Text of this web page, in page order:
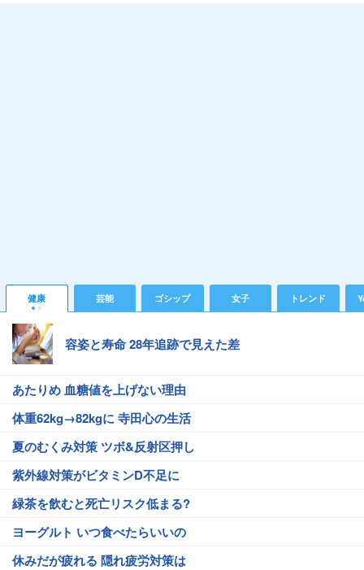
健康 芸能 ゴシップ 女子 トレンド
容姿と寿命 28年追跡で見えた差
あたりめ 血糖値を上げない理由
体重62kg→82kgに 寺田心の生活
夏のむくみ対策 ツボ&反射区押し
紫外線対策がビタミンD不足に
緑茶を飲むと死亡リスク低まる?
ヨーグルト いつ食べたらいいの
休みだが疲れる 隠れ疲労対策は